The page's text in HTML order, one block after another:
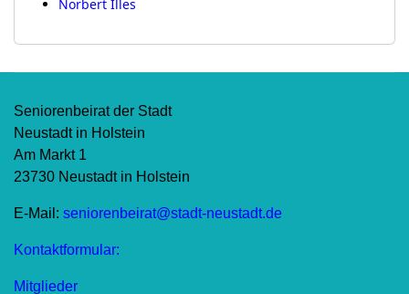
Norbert Illes
Seniorenbeirat der Stadt
Neustadt in Holstein
Am Markt 1
23730 Neustadt in Holstein
E-Mail: seniorenbeirat@stadt-neustadt.de
Kontaktformular:
Mitglieder